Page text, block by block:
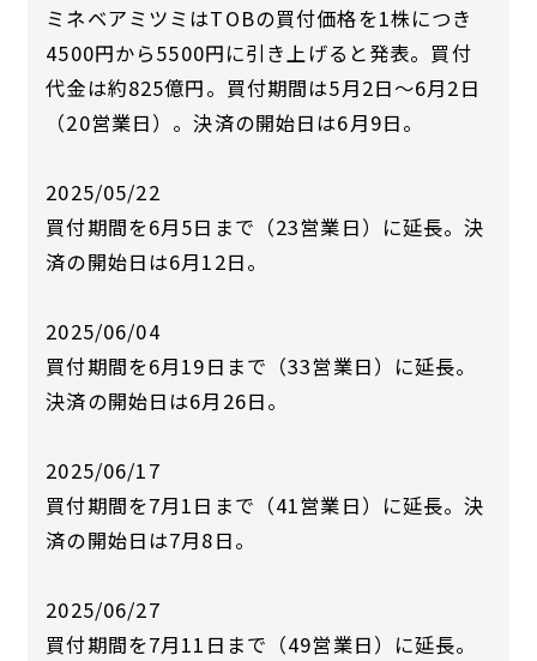
ミネベアミツミはTOBの買付価格を1株につき
4500円から5500円に引き上げると発表。買付
代金は約825億円。買付期間は5月2日～6月2日
（20営業日）。決済の開始日は6月9日。
2025/05/22
買付期間を6月5日まで（23営業日）に延長。決
済の開始日は6月12日。
2025/06/04
買付期間を6月19日まで（33営業日）に延長。
決済の開始日は6月26日。
2025/06/17
買付期間を7月1日まで（41営業日）に延長。決
済の開始日は7月8日。
2025/06/27
買付期間を7月11日まで（49営業日）に延長。